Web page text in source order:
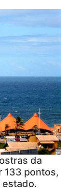
da
133 pontos,